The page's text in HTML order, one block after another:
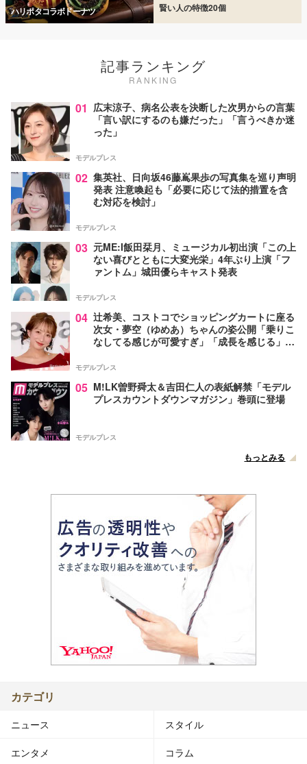
ハリポタコラボドーナツ 賢い人の特徴20個
記事ランキング
RANKING
01 広末涼子、病名公表を決断した次男からの言葉
「言い訳にするのも嫌だった」「言うべきか迷
った」
モデルプレス
02 集英社、日向坂46藤嶌果歩の写真集を巡り声明
発表 注意喚起も「必要に応じて法的措置を含
む対応を検討」
モデルプレス
03 元ME:I飯田栞月、ミュージカル初出演「この上
ない喜びとともに大変光栄」4年ぶり上演「フ
ァントム」城田優らキャスト発表
モデルプレス
04 辻希美、コストコでショッピングカートに座る
次女・夢空（ゆめあ）ちゃんの姿公開「乗りこ
なしてる感じが可愛すぎ」「成長を感じる」の
モデルプレス
05 M!LK曽野舜太＆吉田仁人の表紙解禁「モデル
プレスカウントダウンマガジン」巻頭に登場
モデルプレス
もっとみる
カテゴリ
ニュース スタイル
エンタメ コラム